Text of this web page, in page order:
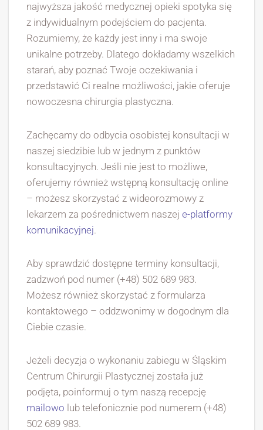
najwyższa jakość medycznej opieki spotyka się
z indywidualnym podejściem do pacjenta.
Rozumiemy, że każdy jest inny i ma swoje
unikalne potrzeby. Dlatego dokładamy wszelkich
starań, aby poznać Twoje oczekiwania i
przedstawić Ci realne możliwości, jakie oferuje
nowoczesna chirurgia plastyczna.
Zachęcamy do odbycia osobistej konsultacji w
naszej siedzibie lub w jednym z punktów
konsultacyjnych. Jeśli nie jest to możliwe,
oferujemy również wstępną konsultację online
– możesz skorzystać z wideorozmowy z
lekarzem za pośrednictwem naszej e-platformy
komunikacyjnej.
Aby sprawdzić dostępne terminy konsultacji,
zadzwoń pod numer (+48) 502 689 983.
Możesz również skorzystać z formularza
kontaktowego – oddzwonimy w dogodnym dla
Ciebie czasie.
Jeżeli decyzja o wykonaniu zabiegu w Śląskim
Centrum Chirurgii Plastycznej została już
podjęta, poinformuj o tym naszą recepcję
mailowo lub telefonicznie pod numerem (+48)
502 689 983.